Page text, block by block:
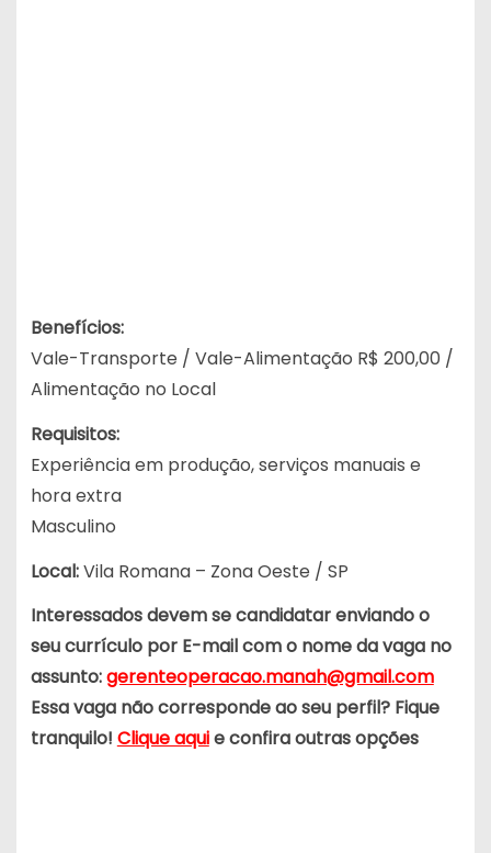
Benefícios:
Vale-Transporte / Vale-Alimentação R$ 200,00 /
Alimentação no Local
Requisitos:
Experiência em produção, serviços manuais e
hora extra
Masculino
Local:Vila Romana – Zona Oeste / SP
Interessados devem se candidatar enviando o
seu currículo por E-mail com o nome da vaga no
assunto:gerenteoperacao.manah@gmail.com
Essa vaga não corresponde ao seu perfil? Fique
tranquilo! Clique aquie confira outras opções